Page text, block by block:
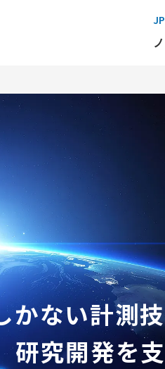
JP
かない計測
研究開発を